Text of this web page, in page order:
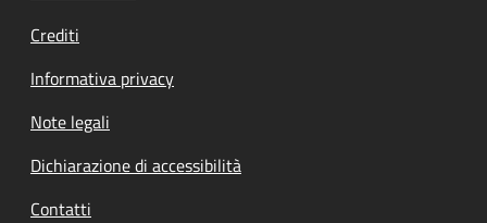
Crediti
Informativa privacy
Note legali
Dichiarazione di accessibilità
Contatti